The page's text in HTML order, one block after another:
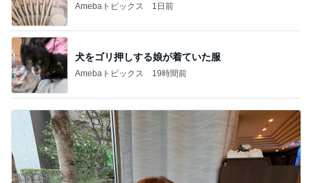
Amebaトピックス 1日前
犬をゴリ押しする娘が着ていた服
Amebaトピックス 19時間前